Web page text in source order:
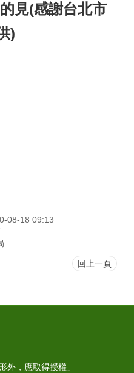
見(感謝台北市
)
08-18 09:13
回上一頁
外，應取得授權」